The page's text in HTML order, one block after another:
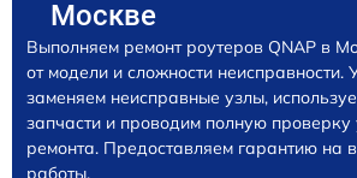
Москве
Выполняем ремонт роутеров QNAP в
от модели и сложности неисправности.
заменяем неисправные узлы,
запчасти и проводим полную проверку
ремонта. Предоставляем гарантию на
работы.